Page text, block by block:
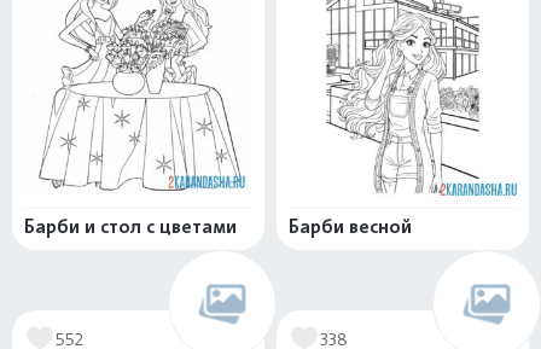
Барби и стол с цветами Барби весной
552 338